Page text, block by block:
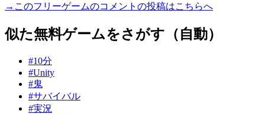
→このフリーゲームのコメントの投稿はこちらへ
似た無料ゲームをさがす（自動）
#10分
#Unity
#鬼
#サバイバル
#実況